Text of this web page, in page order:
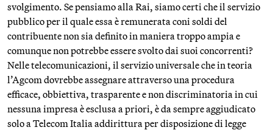
svolgimento. Se pensiamo alla Rai, siamo certi che il servizio
pubblico per il quale essa è remunerata coni soldi del
contribuente non sia definito in maniera troppo ampia e
comunque non potrebbe essere svolto dai suoi concorrenti?
Nelle telecomunicazioni, il servizio universale che in teoria
l’Agcom dovrebbe assegnare attraverso una procedura
efficace, obbiettiva, trasparente e non discriminatoria in cui
nessuna impresa è esclusa a priori, è da sempre aggiudicato
solo a Telecom Italia addirittura per disposizione di legge